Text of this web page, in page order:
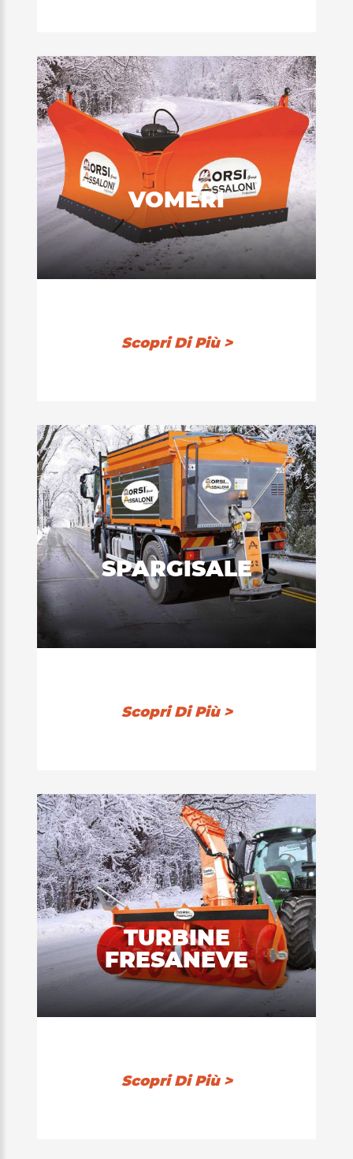
VOMERI
Scopri Di Più >
SPARGISALE
Scopri Di Più >
TURBINE
FRESANEVE
Scopri Di Più >